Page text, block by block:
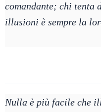
comandante; chi tenta
illusioni è sempre la
Nulla è più facile che